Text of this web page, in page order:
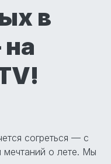
в
согреться — с
мечтаний о лете. Мы